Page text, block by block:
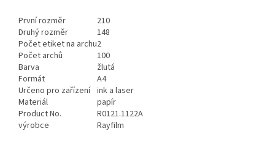
První rozměr
210
Druhý rozměr
148
Počet etiket na archu2
Počet archů
100
Barva
žlutá
Formát
A4
Určeno pro zařízení ink a laser
Materiál
papír
Product No.
R0121.1122A
výrobce
Rayfilm